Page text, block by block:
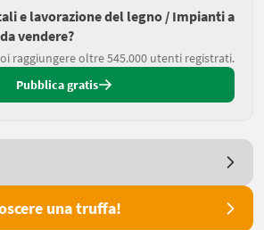
e lavorazione del legno / Impianti a
vendere?
raggiungere oltre 545.000 utenti registrati.
Pubblica gratis
una truffa!